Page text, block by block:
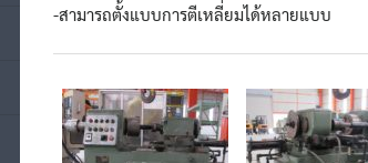
-สามารถตั้งแบบการตีเหลี่ยมได้หลายแบบ